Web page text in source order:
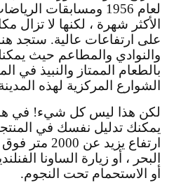
لعام 1956 ومسابقات
الأكثر شهرة ، لكنها لا تزال
على ارتفاعات عالية. ستجد
والنوادي والمطاعم حيث
بالطعام الممتاز والنبيذ في
الشوارع المركزية لهذه
لكن هذا ليس كل شيء! في
يمكنك تدليل نفسك في
ارتفاع يزيد
البحر ، أو زيارة الساونا
أو الاستحمام تحت النجوم.